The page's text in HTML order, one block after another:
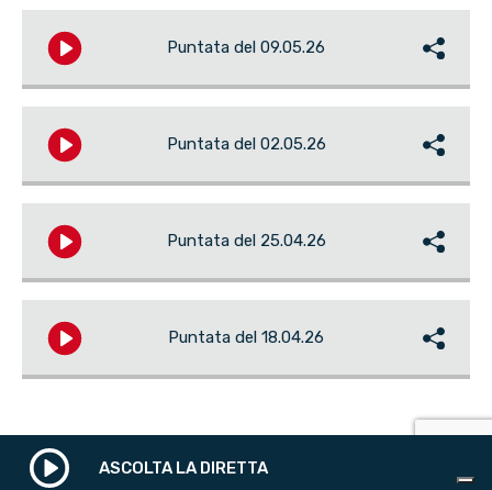
Puntata del 09.05.26
Play
Puntata del 02.05.26
Play
Puntata del 25.04.26
Play
Puntata del 18.04.26
Play
ASCOLTA LA DIRETTA